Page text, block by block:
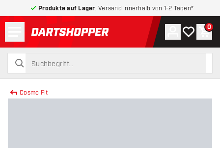
Produkte auf Lager , Versand innerhalb von 1-2 Tagen*
zurück zur Startseite
suchen
suchen
Konto
Meine 0
Cosmo Fit